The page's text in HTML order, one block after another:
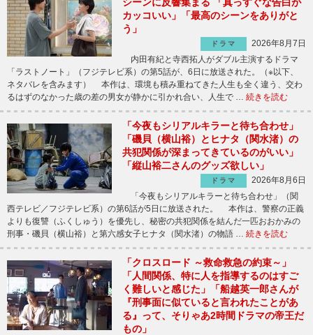
カッコいい」「最高のシーンをありがと
う」
ドラマ
2026年8月7日
内田有紀と寺西拓人がダブル主演するドラマ
「ラストノート」（フジテレビ系）の第5話が、6日に放送された。（※以下、
ネタバレを含みます） 本作は、環境も積み重ねてきた人生も全く違う、交わ
るはずのなかった歳の差の男女が静かに引かれ合い、人生で … 続きを読む
「今夜もシリアルキラーと待ち合わせ」
「磯貝（横山裕）とヒナタ（関水渚）の
共犯関係が深まってきているのがいい」
「縦山裕二さんのグッズ欲しい」
ドラマ
2026年8月6日
「今夜もシリアルキラーと待ち合わせ」（関
西テレビ／フジテレビ系）の第6話が5日に放送された。 本作は、警察の正義
よりも復讐（ふくしゅう）を優先し、秘密の共犯関係を結んだ一匹おおかみの
刑事・磯貝（横山裕）と第六感女子ヒナタ（関水渚）の物語 … 続きを読む
「クロスロード ～救命救急の約束～」
「人間関係、特に人を指導するのはすご
く難しいと感じた」「船越英一郎さんが
『刑事面に似ていると言われたことがあ
る』って、そりゃあ2時間ドラマの帝王だ
もの」